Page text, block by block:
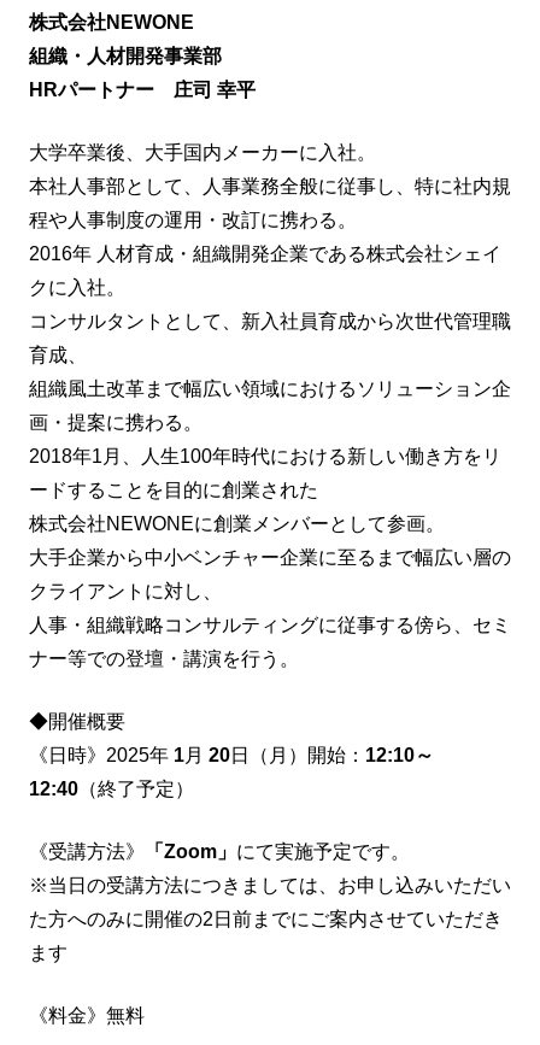
株式会社NEWONE
組織・人材開発事業部
HRパートナー 庄司 幸平
大学卒業後、大手国内メーカーに入社。
本社人事部として、人事業務全般に従事し、特に社内規
程や人事制度の運用・改訂に携わる。
2016年 人材育成・組織開発企業である株式会社シェイ
クに入社。
コンサルタントとして、新入社員育成から次世代管理職
育成、
組織風土改革まで幅広い領域におけるソリューション企
画・提案に携わる。
2018年1月、人生100年時代における新しい働き方をリ
ードすることを目的に創業された
株式会社NEWONEに創業メンバーとして参画。
大手企業から中小ベンチャー企業に至るまで幅広い層の
クライアントに対し、
人事・組織戦略コンサルティングに従事する傍ら、セミ
ナー等での登壇・講演を行う。
◆開催概要
《日時》2025年 1月 20日（月）開始： 12:10～
12:40 （終了予定）
《受講方法》 「Zoom」 にて実施予定です。
※当日の受講方法につきましては、お申し込みいただい
た方へのみに開催の2日前までにご案内させていただき
ます
《料金》無料